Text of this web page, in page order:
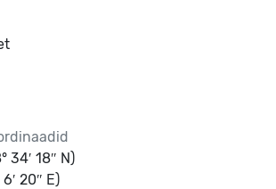
34′ 18″ N)
20″ E)